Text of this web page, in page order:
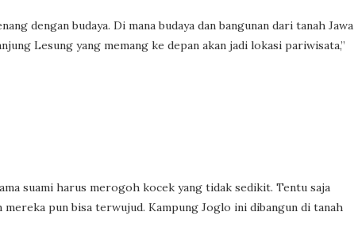
dengan budaya. Di mana budaya dan bangunan dari tanah Jawa
Lesung yang memang ke depan akan jadi lokasi pariwisata,”
suami harus merogoh kocek yang tidak sedikit. Tentu saja
pun bisa terwujud. Kampung Joglo ini dibangun di tanah